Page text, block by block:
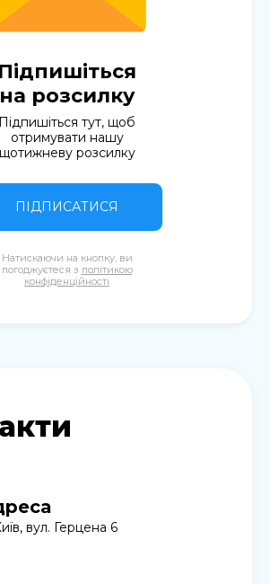
Підпишіться
на розсилку
Підпишіться тут, щоб
отримувати нашу
щотижневу розсилку
ПІДПИСАТИСЯ
Натискаючи на кнопку, ви
погоджуєтеся з політикою
конфіденційності
вул. Герцена 6